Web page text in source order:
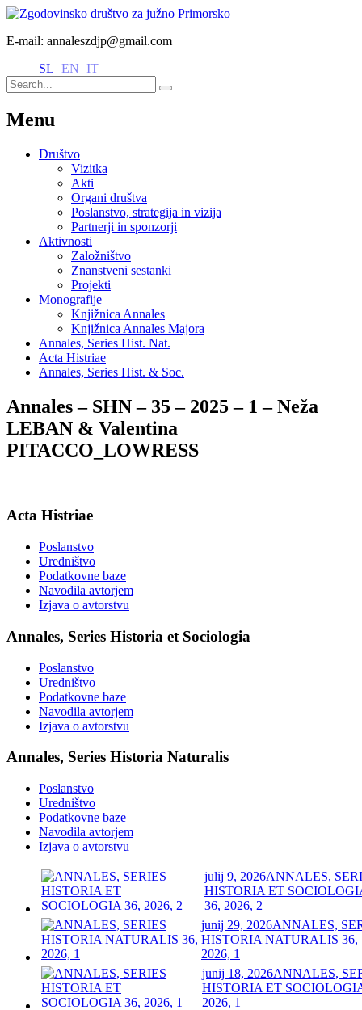
E-mail: annaleszdjp@gmail.com
SL EN IT
Menu
Društvo
Vizitka
Akti
Organi društva
Poslanstvo, strategija in vizija
Partnerji in sponzorji
Aktivnosti
Založništvo
Znanstveni sestanki
Projekti
Monografije
Knjižnica Annales
Knjižnica Annales Majora
Annales, Series Hist. Nat.
Acta Histriae
Annales, Series Hist. & Soc.
Annales – SHN – 35 – 2025 – 1 – Neža
LEBAN & Valentina
PITACCO_LOWRESS
Acta Histriae
Poslanstvo
Uredništvo
Podatkovne baze
Navodila avtorjem
Izjava o avtorstvu
Annales, Series Historia et Sociologia
Poslanstvo
Uredništvo
Podatkovne baze
Navodila avtorjem
Izjava o avtorstvu
Annales, Series Historia Naturalis
Poslanstvo
Uredništvo
Podatkovne baze
Navodila avtorjem
Izjava o avtorstvu
julij 9, 2026ANNALES,
HISTORIA ET
36, 2026, 2
junij 29, 2026ANNALES,
HISTORIA NATURALIS 36,
2026, 1
junij 18, 2026ANNALES,
HISTORIA ET
2026, 1